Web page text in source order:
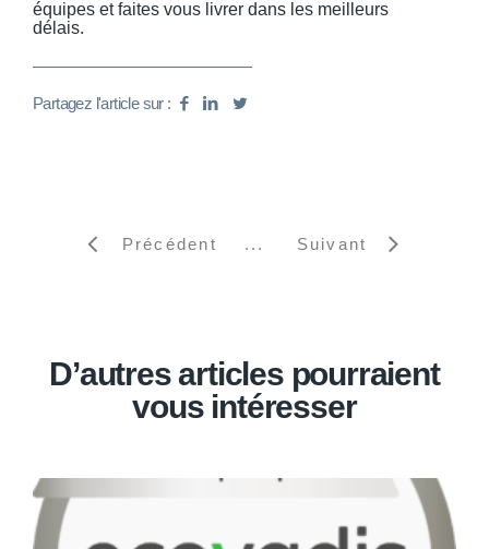
équipes et faites vous livrer dans les meilleurs
délais.
Partagez l'article sur :
Précédent Suivant
D’autres articles pourraient
vous intéresser